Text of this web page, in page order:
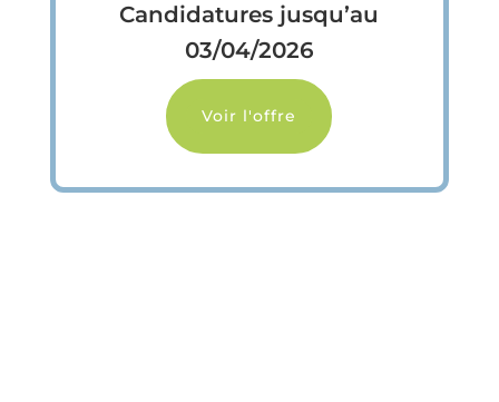
Candidatures jusqu’au
03/04/2026
Voir l'offre